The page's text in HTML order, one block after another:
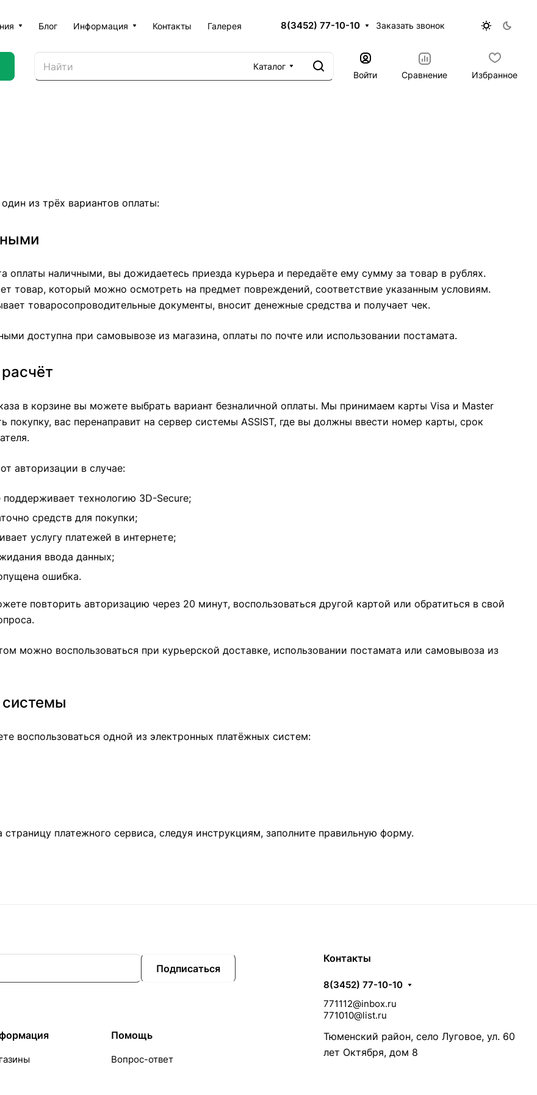
Блог Информация Контакты Галерея 8(3452) 77-10-10 Заказать звонок
Каталог
Войти
Сравнение Избранное
из трёх вариантов оплаты:
оплаты наличными, вы дожидаетесь приезда курьера и передаёте ему сумму за товар в рублях.
товар, который можно осмотреть на предмет повреждений, соответствие указанным условиям.
товаросопроводительные документы, вносит денежные средства и получает чек.
доступна при самовывозе из магазина, оплаты по почте или использовании постамата.
в корзине вы можете выбрать вариант безналичной оплаты. Мы принимаем карты Visa и Master
покупку, вас перенаправит на сервер системы ASSIST, где вы должны ввести номер карты, срок
авторизации в случае:
поддерживает технологию 3D-Secure;
средств для покупки;
услугу платежей в интернете;
ввода данных;
ошибка.
повторить авторизацию через 20 минут, воспользоваться другой картой или обратиться в свой
можно воспользоваться при курьерской доставке, использовании постамата или самовывоза из
воспользоваться одной из электронных платёжных систем:
страницу платежного сервиса, следуя инструкциям, заполните правильную форму.
Подписаться
Помощь
Вопрос-ответ
Контакты
8(3452) 77-10-10
771112@inbox.ru
771010@list.ru
Тюменский район, село Луговое, ул. 60
лет Октября, дом 8